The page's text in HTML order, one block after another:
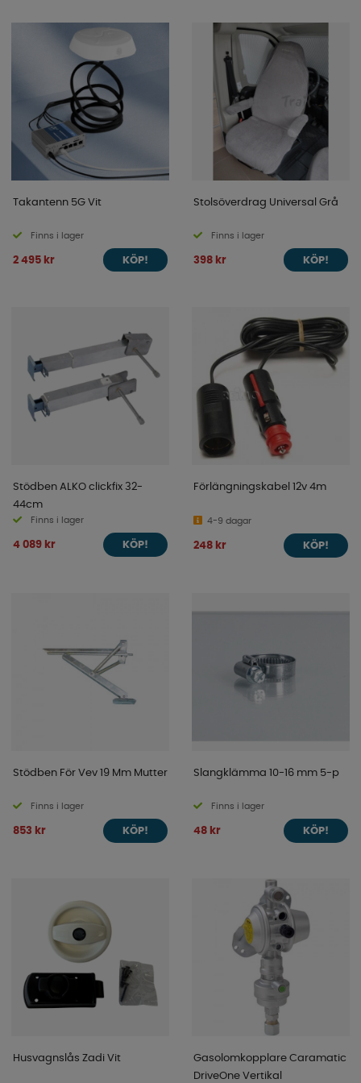
Takantenn 5G Vit
Finns i lager
2 495 kr KÖP!
Stolsöverdrag Universal Grå
Finns i lager
398 kr KÖP!
Stödben ALKO clickfix 32-
44cm
Finns i lager
4 089 kr KÖP!
Förlängningskabel 12v 4m
4-9 dagar
248 kr KÖP!
Stödben För Vev 19 Mm Mutter
Finns i lager
853 kr KÖP!
Slangklämma 10-16 mm 5-p
Finns i lager
48 kr KÖP!
Husvagnslås Zadi Vit
Gasolomkopplare Caramatic
DriveOne Vertikal